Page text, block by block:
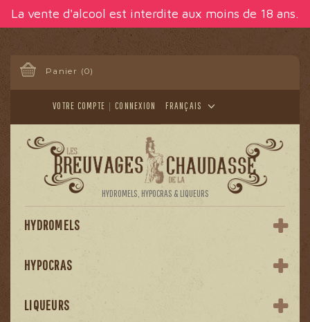
La vente d'alcool est interdite aux moins de 18 ans.
Panier (0)
FRANÇAIS
CONNEXION
VOTRE COMPTE
HYDROMELS, HYPOCRAS & LIQUEURS
HYDROMELS
HYPOCRAS
LIQUEURS
Panneau de gestion des cookies